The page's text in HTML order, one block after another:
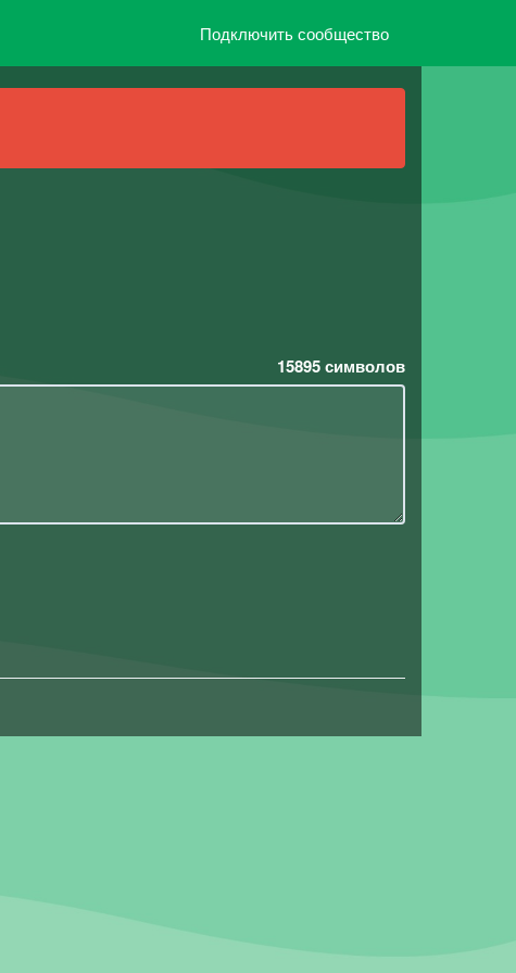
Подключить сообщество
15895символов